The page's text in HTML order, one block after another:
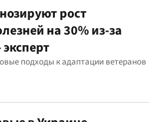
рост
на 30% из-за
подходы к адаптации ветеранов